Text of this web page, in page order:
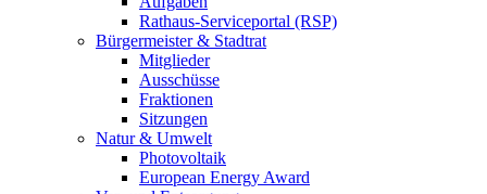
Rathaus-Serviceportal (RSP)
Bürgermeister & Stadtrat
Mitglieder
Ausschüsse
Fraktionen
Sitzungen
Natur & Umwelt
Photovoltaik
European Energy Award